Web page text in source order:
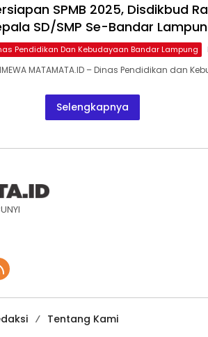
SPMB 2025, Disdikbud
SD/SMP Se-Bandar
Pendidikan Dan Kebudayaan Bandar Lampung
MATAMATA.ID – Dinas Pendidikan dan
Selengkapnya
Tentang Kami